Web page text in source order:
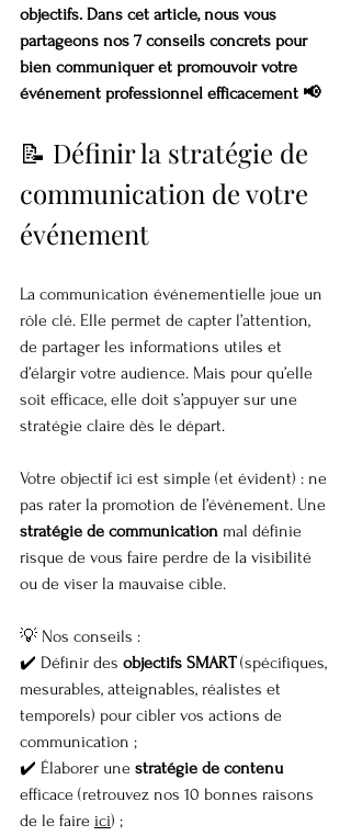
objectifs. Dans cet article, nous vous
partageons nos 7 conseils concrets pour
bien communiquer et promouvoir votre
événement professionnel efficacement 📢
📝 Définir la stratégie de
communication de votre
événement
La communication événementielle joue un
rôle clé. Elle permet de capter l’attention,
de partager les informations utiles et
d’élargir votre audience. Mais pour qu’elle
soit efficace, elle doit s’appuyer sur une
stratégie claire dès le départ.
Votre objectif ici est simple (et évident) : ne
pas rater la promotion de l’événement. Une
stratégie de communication mal définie
risque de vous faire perdre de la visibilité
ou de viser la mauvaise cible.
💡 Nos conseils :
✔️ Définir des objectifs SMART (spécifiques,
mesurables, atteignables, réalistes et
temporels) pour cibler vos actions de
communication ;
✔️ Élaborer une stratégie de contenu
efficace (retrouvez nos 10 bonnes raisons
de le faire ici) ;